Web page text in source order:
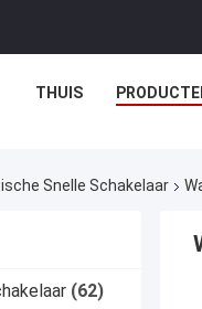
THUIS
Snelle Schakelaar
(62)